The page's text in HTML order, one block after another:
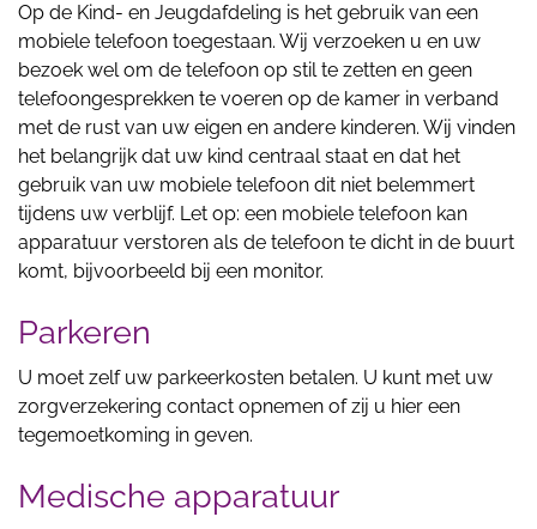
Op de Kind- en Jeugdafdeling is het gebruik van een
mobiele telefoon toegestaan. Wij verzoeken u en uw
bezoek wel om de telefoon op stil te zetten en geen
telefoongesprekken te voeren op de kamer in verband
met de rust van uw eigen en andere kinderen. Wij vinden
het belangrijk dat uw kind centraal staat en dat het
gebruik van uw mobiele telefoon dit niet belemmert
tijdens uw verblijf. Let op: een mobiele telefoon kan
apparatuur verstoren als de telefoon te dicht in de buurt
komt, bijvoorbeeld bij een monitor.
Parkeren
U moet zelf uw parkeerkosten betalen. U kunt met uw
zorgverzekering contact opnemen of zij u hier een
tegemoetkoming in geven.
Medische apparatuur